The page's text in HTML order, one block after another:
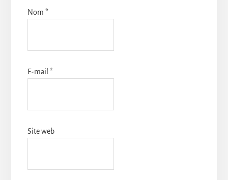
Nom *
E-mail *
Site web